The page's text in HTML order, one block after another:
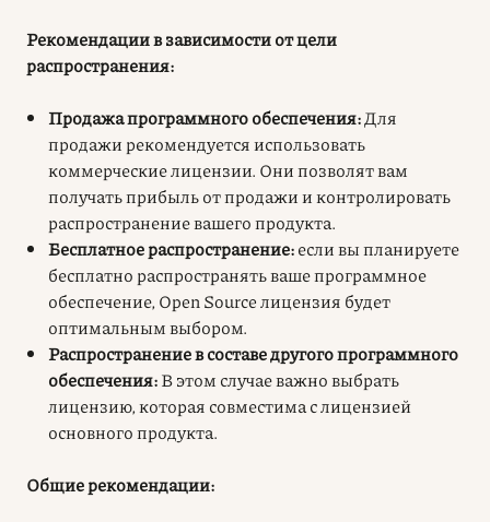
Рекомендации в зависимости от цели
распространения:
Продажа программного обеспечения:Для
продажи рекомендуется использовать
коммерческие лицензии. Они позволят вам
получать прибыль от продажи и контролировать
распространение вашего продукта.
Бесплатное распространение:если вы планируете
бесплатно распространять ваше программное
обеспечение, Open Source лицензия будет
оптимальным выбором.
Распространение в составе другого программного
обеспечения:В этом случае важно выбрать
лицензию, которая совместима с лицензией
основного продукта.
Общие рекомендации: